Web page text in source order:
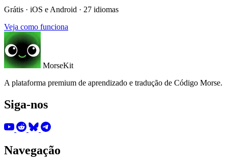
Grátis · iOS e Android · 27 idiomas
Veja como funciona
MorseKit
A plataforma premium de aprendizado e tradução de Código Morse.
Siga-nos
Navegação